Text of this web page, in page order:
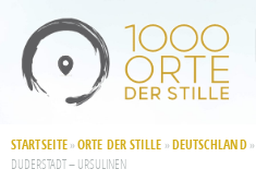
STARTSEITE » ORTE DER STILLE » DEUTSCHLAND»
DUDERSTADT – URSULINEN